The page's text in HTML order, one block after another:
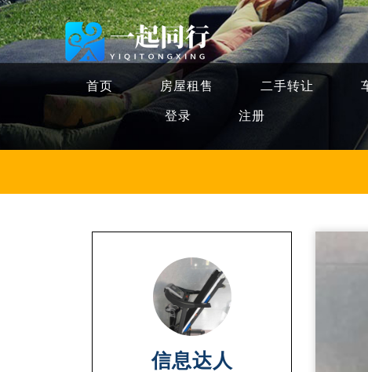
首页 房屋租售 二手转让
登录 注册
信息达人